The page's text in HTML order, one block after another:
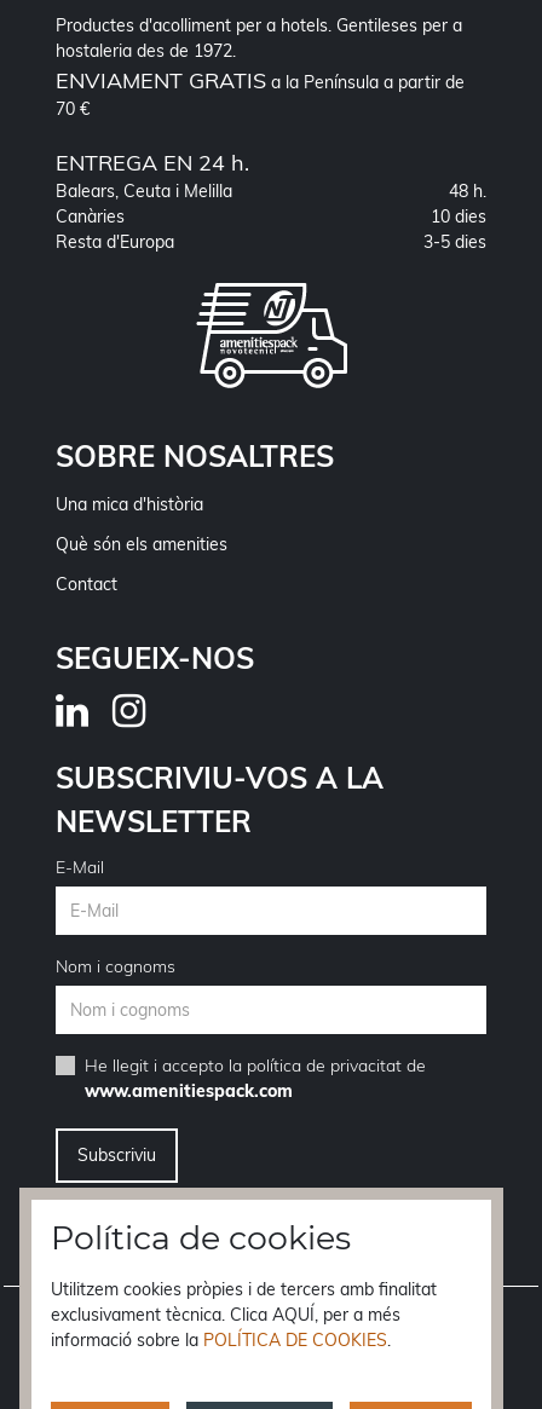
Productes d'acolliment per a hotels. Gentileses per a
hostaleria des de 1972.
ENVIAMENT GRATISa la Península a partir de
70 €
ENTREGA EN 24 h.
Balears, Ceuta i Melilla
48 h.
Canàries
10 dies
Resta d'Europa
3-5 dies
SOBRE NOSALTRES
Una mica d'història
Què són els amenities
Contact
SEGUEIX-NOS
SUBSCRIVIU-VOS A LA
NEWSLETTER
E-Mail
Nom i cognoms
He llegit i accepto la política de privacitatde
www.amenitiespack.com
Vull donar-me de baixa del servei de newsletters
Avís legal
Política de cookies
Utilitzem cookies pròpies i de tercers amb finalitat
exclusivament tècnica. Clica AQUÍ, per a més
informació sobre la POLÍTICA DE COOKIES.